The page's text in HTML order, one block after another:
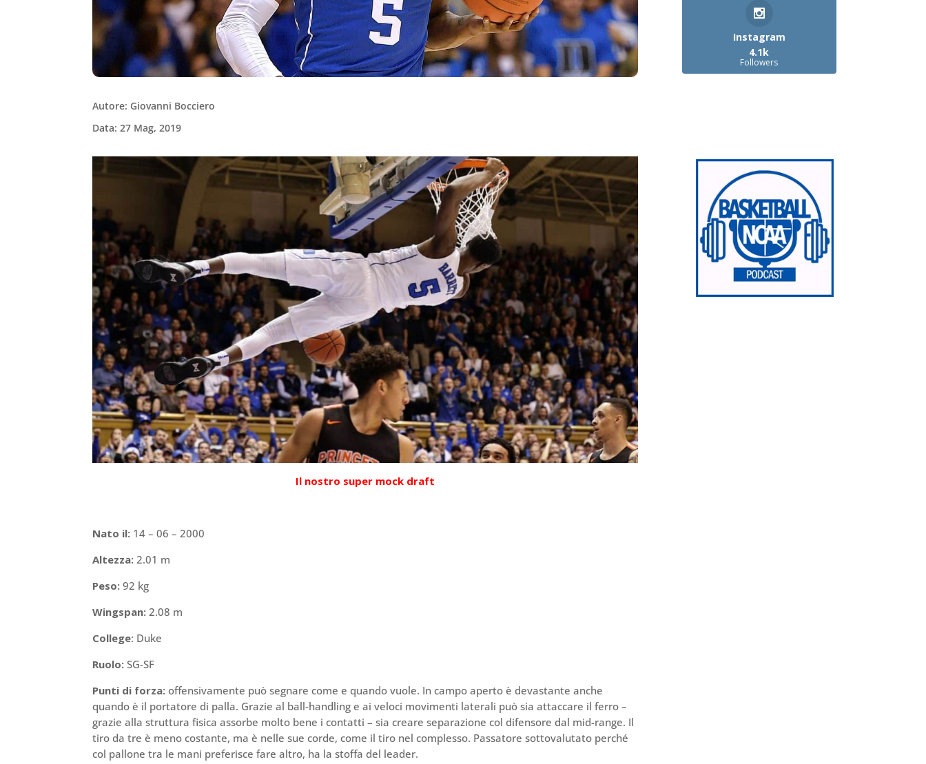
Autore: Giovanni Bocciero
Data: 27 Mag, 2019
Il nostro super mock draft
Nato il: 14 – 06 – 2000
Altezza: 2.01 m
Peso: 92 kg
Wingspan: 2.08 m
College: Duke
Ruolo: SG-SF
Punti di forza: offensivamente può segnare come e quando vuole. In campo aperto è devastante anche
quando è il portatore di palla. Grazie al ball-handling e ai veloci movimenti laterali può sia attaccare il ferro –
grazie alla struttura fisica assorbe molto bene i contatti – sia creare separazione col difensore dal mid-range. Il
tiro da tre è meno costante, ma è nelle sue corde, come il tiro nel complesso. Passatore sottovalutato perché
col pallone tra le mani preferisce fare altro, ha la stoffa del leader.
Instagram
4.1k
Followers